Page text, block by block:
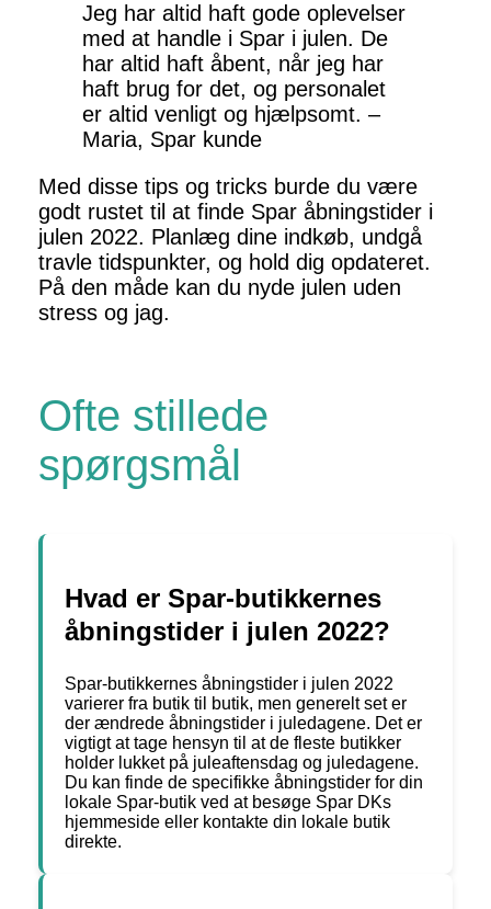
Jeg har altid haft gode oplevelser
med at handle i Spar i julen. De
har altid haft åbent, når jeg har
haft brug for det, og personalet
er altid venligt og hjælpsomt. –
Maria, Spar kunde
Med disse tips og tricks burde du være
godt rustet til at finde Spar åbningstider i
julen 2022. Planlæg dine indkøb, undgå
travle tidspunkter, og hold dig opdateret.
På den måde kan du nyde julen uden
stress og jag.
Ofte stillede
spørgsmål
Hvad er Spar-butikkernes
åbningstider i julen 2022?
Spar-butikkernes åbningstider i julen 2022
varierer fra butik til butik, men generelt set er
der ændrede åbningstider i juledagene. Det er
vigtigt at tage hensyn til at de fleste butikker
holder lukket på juleaftensdag og juledagene.
Du kan finde de specifikke åbningstider for din
lokale Spar-butik ved at besøge Spar DKs
hjemmeside eller kontakte din lokale butik
direkte.